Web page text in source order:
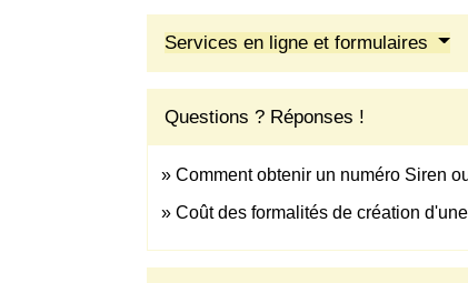
Services en ligne et formulaires
Questions ? Réponses !
Comment obtenir un numéro Siren
Coût des formalités de création